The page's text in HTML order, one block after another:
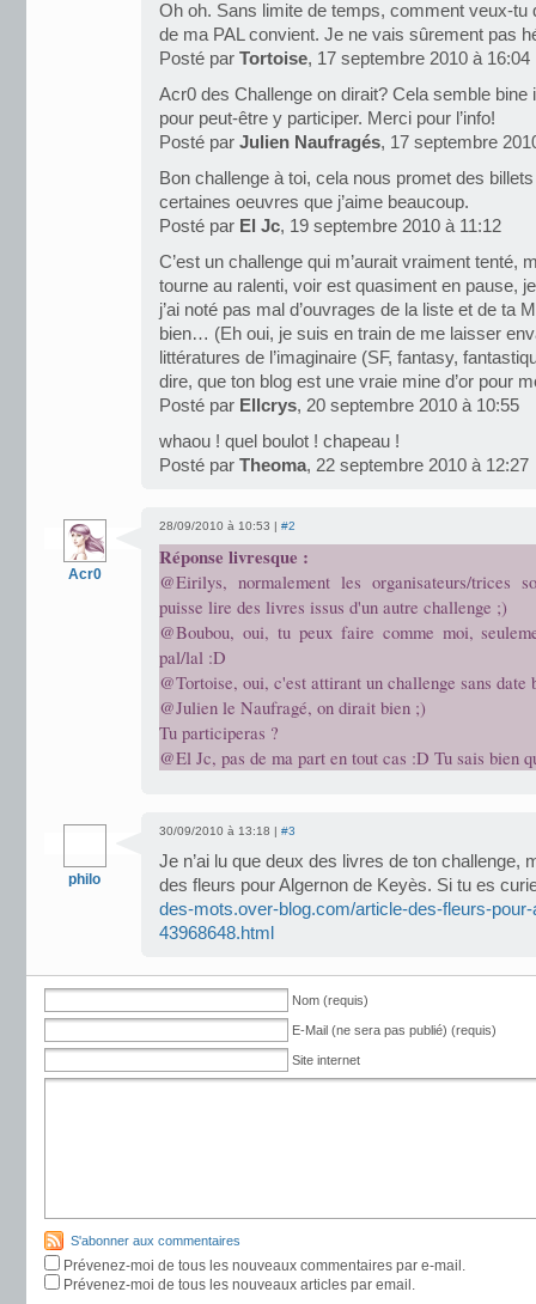
Oh oh. Sans limite de temps, comment veux-tu
de ma PAL convient. Je ne vais sûrement pas
Posté par Tortoise, 17 septembre 2010 à 16:04
Acr0 des Challenge on dirait? Cela semble
pour peut-être y participer. Merci pour l’info!
Posté par Julien Naufragés, 17 septembre
Bon challenge à toi, cela nous promet des
certaines oeuvres que j’aime beaucoup.
Posté par El Jc, 19 septembre 2010 à 11:12
C’est un challenge qui m’aurait vraiment tenté,
tourne au ralenti, voir est quasiment en pause,
j’ai noté pas mal d’ouvrages de la liste et de ta
bien… (Eh oui, je suis en train de me laisser
littératures de l’imaginaire (SF, fantasy,
dire, que ton blog est une vraie mine d’or pour
Posté par Ellcrys, 20 septembre 2010 à 10:55
whaou ! quel boulot ! chapeau !
Posté par Theoma, 22 septembre 2010 à 12:27
Acr0
28/09/2010 à 10:53 | #2
Réponse livresque :
@Eirilys, normalement les organisateurs/trices
puisse lire des livres issus d'un autre challenge ;)
@Boubou, oui, tu peux faire comme moi,
pal/lal :D
@Tortoise, oui, c'est attirant un challenge sans date
@Julien le Naufragé, on dirait bien ;)
Tu participeras ?
@El Jc, pas de ma part en tout cas :D Tu sais bien
philo
30/09/2010 à 13:18 | #3
Je n’ai lu que deux des livres de ton challenge,
des fleurs pour Algernon de Keyès. Si tu es
des-mots.over-blog.com/article-des-fleurs-
43968648.html
Nom (requis)
E-Mail (ne sera pas publié) (requis)
Site internet
S'abonner aux commentaires
Prévenez-moi de tous les nouveaux commentaires par e-mail.
Prévenez-moi de tous les nouveaux articles par email.